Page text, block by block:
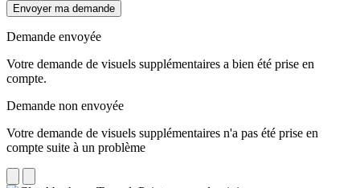
Envoyer ma demande
Demande envoyée
Votre demande de visuels supplémentaires a bien été prise en
compte.
Demande non envoyée
Votre demande de visuels supplémentaires n'a pas été prise en
compte suite à un problème